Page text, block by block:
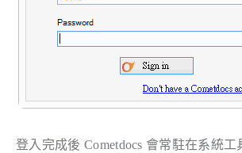
登入完成後 Cometdocs 會常駐在系統工